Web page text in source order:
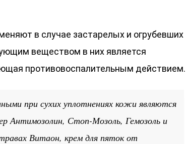
в случае застарелых и огрубевших
веществом в них является
противовоспалительным действием.
при сухих уплотнениях кожи являются
Антимозолин, Стоп-Мозоль, Гемозоль и
Витаон, крем для пяток от